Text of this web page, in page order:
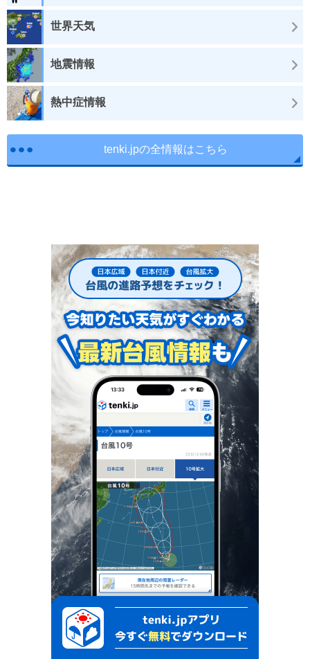
世界天気
地震情報
熱中症情報
tenki.jpの全情報はこちら